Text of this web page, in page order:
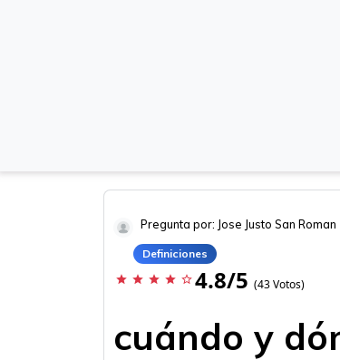
Pregunta por: Jose Justo San Roman
Definiciones
star star star star star_border 4.8/5 (43 Votos)
cuándo y